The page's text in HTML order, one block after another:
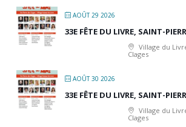
AOÛT 29 2026
33E FÊTE DU LIVRE, SAINT-
Village du
Clages
AOÛT 30 2026
33E FÊTE DU LIVRE, SAINT-
Village du
Clages